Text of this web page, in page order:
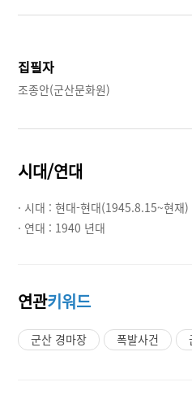
집필자
조종안(군산문화원)
시대/연대
· 시대 :현대-현대(1945.8.15~현재)
· 연대 : 1940 년대
연관키워드
군산 경마장 폭발사건